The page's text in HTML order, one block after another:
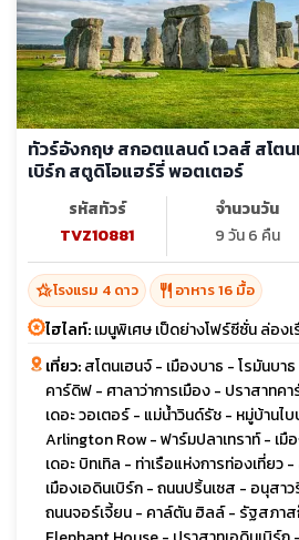
ทัวร์อังกฤษ สกอตแลนด์ เวลส์ สโตน
เบิร์ก สตูดิโอแฮร์รี่ พอตเตอร์
รหัสทัวร์
TVZ10881
จำนวนวัน
9 วัน 6 คืน
hotel_classโรงแรม 4 ดาว restaurant อาหาร 16 มื้อ
ไฮไลท์:เมนูพิเศษ เป็ดย่างโฟร์ซีซั่น ล่องเ
เที่ยว:สโตนเฮนจ์ - เมืองบาธ - โรมันบา
คาร์ดิฟ - ศาลาว่าการเมือง - ปราสาทค
เดอะ วอเตอร์ - แม่น้ำวินด์รัช - หมู่บ้านไ
Arlington Row - ฟาร์มปลาเทราท์ - เ
เดอะ บิทเทิล - ท่าเรือแห่งการท่องเที่ย
เมืองเอดินเบิร์ก - ถนนปริ้นเซส - อนุสา
ถนนจอร์เจี้ยน - คาล์ตัน ฮิลล์ - รัฐสภา